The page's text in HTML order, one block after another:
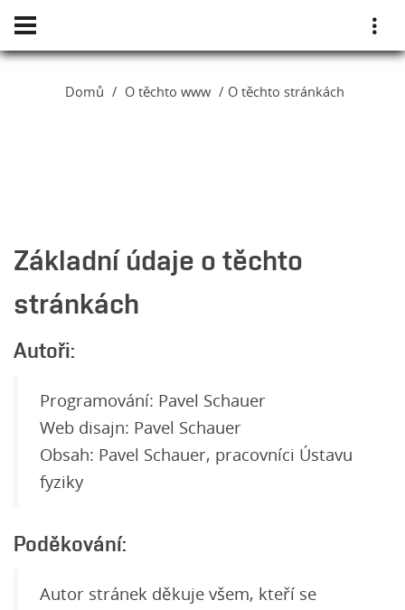
Domů O těchto www O těchto stránkách
Základní údaje o těchto
stránkách
Autoři:
Programování: Pavel Schauer
Web disajn: Pavel Schauer
Obsah: Pavel Schauer, pracovníci Ústavu
fyziky
Poděkování:
Autor stránek děkuje všem, kteří se